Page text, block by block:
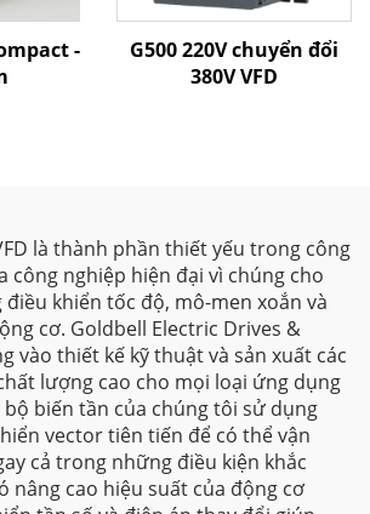
-
G500 220V chuyển đổi
380V VFD
là thành phần thiết yếu trong công
công nghiệp hiện đại vì chúng cho
khiển tốc độ, mô-men xoắn và
cơ. Goldbell Electric Drives &
vào thiết kế kỹ thuật và sản xuất các
lượng cao cho mọi loại ứng dụng
bộ biến tần của chúng tôi sử dụng
vector tiên tiến để có thể vận
cả trong những điều kiện khắc
nâng cao hiệu suất của động cơ